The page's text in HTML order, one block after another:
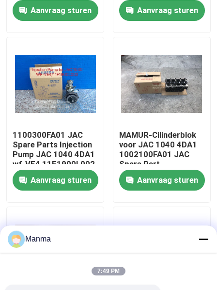
Huis
Ongeveer ons
Fabrieksreis
Kwaliteitscontrole
Contacteer ons
Verzoek om een Citaat
Vrachtwagen Autodeel
ISUZU Truck Parts
Aanvraag sturen
Aanvraag sturen
1100300FA01 JAC
Spare Parts Injection
Pump JAC 1040 4DA1
wf-VE4 11F1900L002
Aanvraag sturen
MAMUR-Cilinderblok
voor JAC 1040 4DA1
1002100FA01 JAC
Spare Part
Aanvraag sturen
Manma
7:49 PM